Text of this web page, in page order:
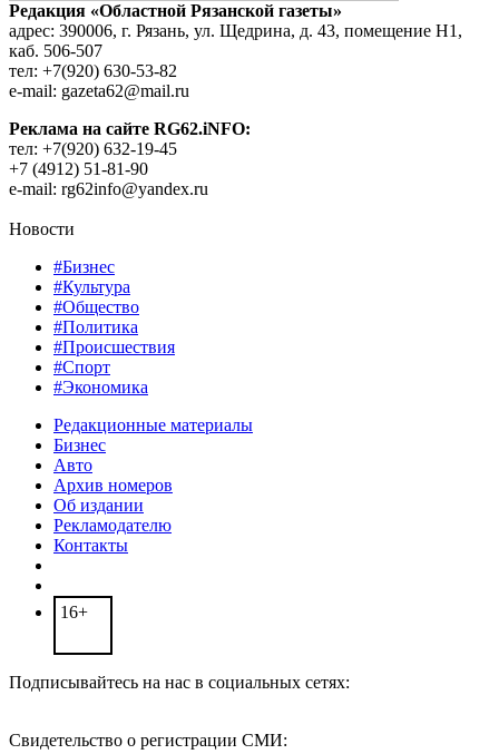
Редакция «Областной Рязанской газеты»
адрес: 390006, г. Рязань, ул. Щедрина, д. 43, помещение Н1,
каб. 506-507
тел: +7(920) 630-53-82
e-mail: gazeta62@mail.ru
Реклама на сайте RG62.iNFO:
тел: +7(920) 632-19-45
+7 (4912) 51-81-90
e-mail: rg62info@yandex.ru
Новости
#Бизнес
#Культура
#Общество
#Политика
#Происшествия
#Спорт
#Экономика
Редакционные материалы
Бизнес
Авто
Архив номеров
Об издании
Рекламодателю
Контакты
16+
Подписывайтесь на нас в социальных сетях:
Свидетельство о регистрации СМИ: